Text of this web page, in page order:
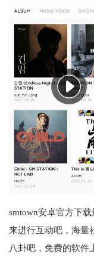
smtown安卓官方下
来进行互动吧，海量
八卦吧，免费的软件